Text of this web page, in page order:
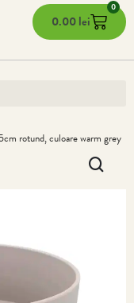
0.00lei
0
rotund, culoare warm grey